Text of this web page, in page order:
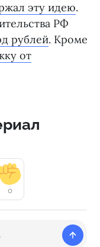
эту идею.
РФ
рублей. Кроме
от
0